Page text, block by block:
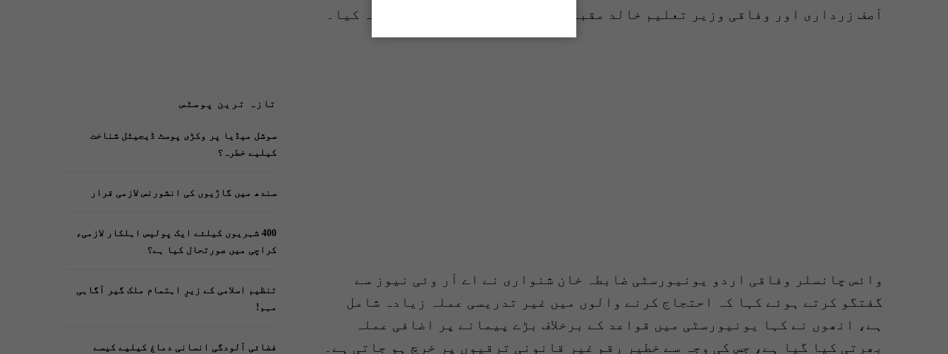
آصف زرداری اور وفاقی وزیر تعلیم خالد مقبول سے بھی نوٹس لینے کا مطالبہ کیا۔
وائس چانسلر وفاقی اردو یونیورسٹی ضابطہ خان شنواری نے اے آر وئی نیوز سے
گفتگو کرتے ہوئے کہا کہ احتجاج کرنے والوں میں غیر تدریسی عملہ زیادہ شامل
ہے، انھوں نے کہا یونیورسٹی میں قواعد کے برخلاف بڑے پیمانے پر اضافی عملہ
بھرتی کیا گیا ہے، جس کی وجہ سے خطیر رقم غیر قانونی ترقیوں پر خرچ ہو جاتی ہے۔
تازہ ترین پوسٹس
سوشل میڈیا پر وکڑی پوسٹ ڈیجیٹل شناخت
کیلیے خطرہ؟
سندھ میں گاڑیوں کی انشورنس لازمی قرار
400 شہریوں کیلئے ایک پولیس اہلکار لازمی،
کراچی میں صورتحال کیا ہے؟
تنظیم اسلامی کے زیرِ اہتمام ملک گیر آگاہی
مہم!
فضائی آلودگی انسانی دماغ کیلیے کیسے